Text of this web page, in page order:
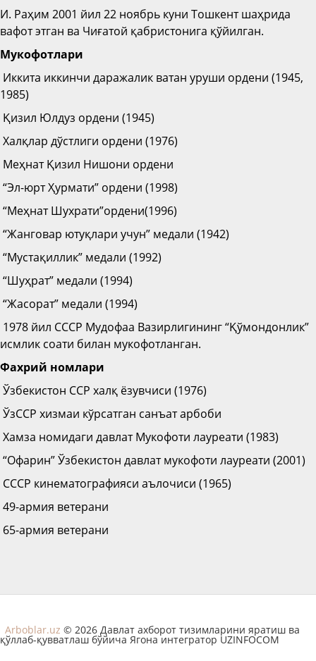
И. Раҳим 2001 йил 22 ноябрь куни Тошкент шаҳрида
вафот этган ва Чиғатой қабристонига қўйилган.
Мукофотлари
Иккита иккинчи даражалик ватан уруши ордени (1945,
1985)
Қизил Юлдуз ордени (1945)
Халқлар дўстлиги ордени (1976)
Меҳнат Қизил Нишони ордени
“Эл-юрт Ҳурмати” ордени (1998)
“Меҳнат Шухрати”ордени(1996)
“Жанговар ютуқлари учун” медали (1942)
“Мустақиллик” медали (1992)
“Шуҳрат” медали (1994)
“Жасорат” медали (1994)
1978 йил СССР Мудофаа Вазирлигининг “Қўмондонлик”
исмлик соати билан мукофотланган.
Фахрий номлари
Ўзбекистон ССР халқ ёзувчиси (1976)
ЎзССР хизмаи кўрсатган санъат арбоби
Хамза номидаги давлат Мукофоти лауреати (1983)
“Офарин” Ўзбекистон давлат мукофоти лауреати (2001)
СССР кинематографияси аълочиси (1965)
49-армия ветерани
65-армия ветерани
Arboblar.uz © 2026 Давлат ахборот тизимларини яратиш ва
қўллаб-қувватлаш бўйича Ягона интегратор UZINFOCOM